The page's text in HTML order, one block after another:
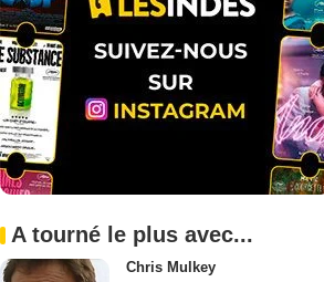
A tourné le plus avec...
Chris Mulkey